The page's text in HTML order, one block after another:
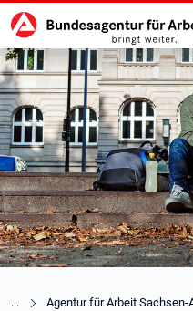
zu den Hauptinhalten springen
Agentur für Arbeit Sachsen-